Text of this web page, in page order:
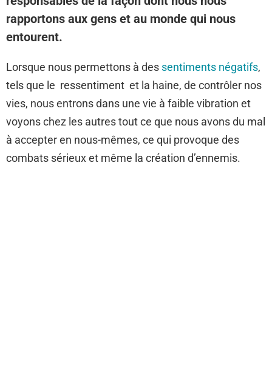
rapportons aux gens et au monde qui nous
entourent.
Lorsque nous permettons à des sentiments négatifs,
tels que le ressentiment et la haine, de contrôler nos
vies, nous entrons dans une vie à faible vibration et
voyons chez les autres tout ce que nous avons du mal
à accepter en nous-mêmes, ce qui provoque des
combats sérieux et même la création d’ennemis.